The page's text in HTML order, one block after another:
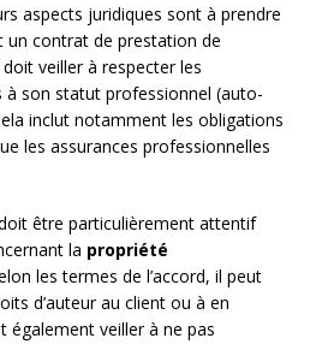
aspects juridiques sont à prendre
un contrat de prestation de
veiller à respecter les
à son statut professionnel (auto-
inclut notamment les obligations
les assurances professionnelles
être particulièrement attentif
la propriété
les termes de l’accord, il peut
d’auteur au client ou à en
également veiller à ne pas